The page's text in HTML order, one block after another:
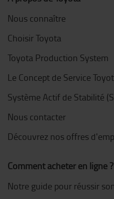
Nous connaître
Choisir Toyota
Toyota Production System
Le Concept de Service
Système Actif de Stabilité
Nous contacter
Découvrez nos offres
Comment acheter en ligne ?
Notre guide pour réussir